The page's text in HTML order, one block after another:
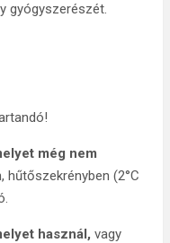
gyógyszerészét.
még nem
hűtőszekrényben (2°C
használ, vagy